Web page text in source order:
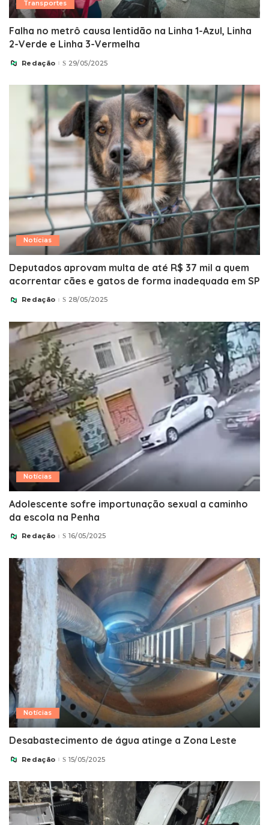
Transportes
Falha no metrô causa lentidão na Linha 1-Azul, Linha
2-Verde e Linha 3-Vermelha
Posted
Redação 29/05/2025
Notícias
Deputados aprovam multa de até R$ 37 mil a quem
acorrentar cães e gatos de forma inadequada em SP
Posted
Redação 28/05/2025
Notícias
Adolescente sofre importunação sexual a caminho
da escola na Penha
Posted
Redação 16/05/2025
Notícias
Desabastecimento de água atinge a Zona Leste
Posted
Redação 15/05/2025